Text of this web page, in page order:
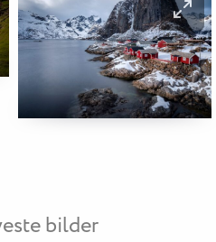
bilder